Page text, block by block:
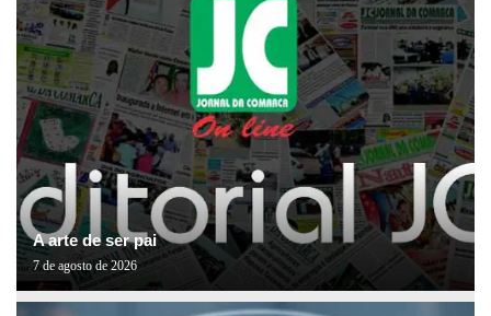
A arte de ser pai
7 de agosto de 2026